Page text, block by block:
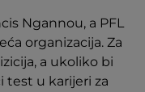
Ngannou, a PFL
organizacija. Za
a ukoliko bi
test u karijeri za